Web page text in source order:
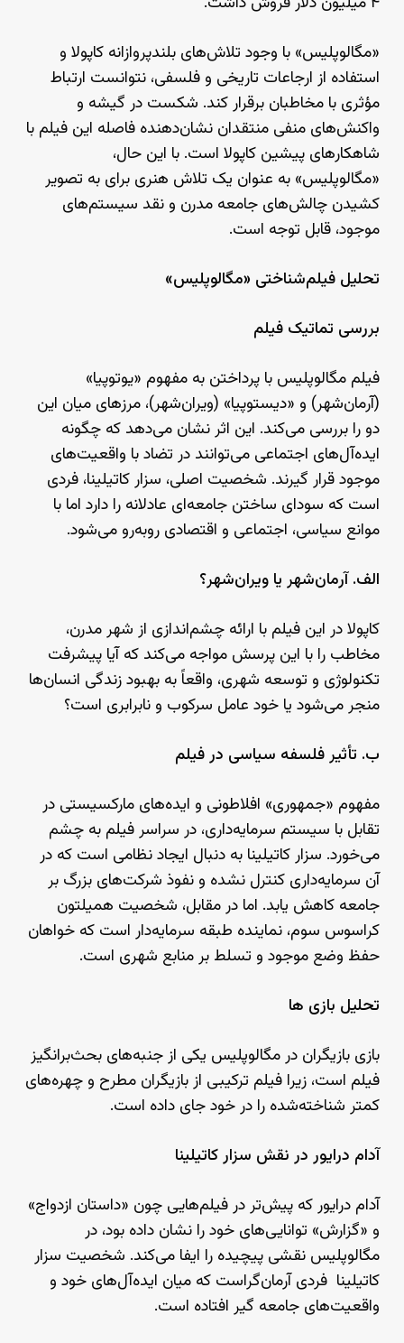
«مگالوپلیس» با وجود تلاش‌های بلندپروازانه کاپولا و
استفاده از ارجاعات تاریخی و فلسفی، نتوانست ارتباط
مؤثری با مخاطبان برقرار کند. شکست در گیشه و
واکنش‌های منفی منتقدان نشان‌دهنده فاصله این فیلم با
شاهکارهای پیشین کاپولا است. با این حال،
«مگالوپلیس» به عنوان یک تلاش هنری برای به تصویر
کشیدن چالش‌های جامعه مدرن و نقد سیستم‌های
موجود، قابل توجه است.
تحلیل فیلم‌شناختی «مگالوپلیس»
بررسی تماتیک فیلم
فیلم مگالوپلیس با پرداختن به مفهوم «یوتوپیا»
(آرمان‌شهر) و «دیستوپیا» (ویران‌شهر)، مرزهای میان این
دو را بررسی می‌کند. این اثر نشان می‌دهد که چگونه
ایده‌آل‌های اجتماعی می‌توانند در تضاد با واقعیت‌های
موجود قرار گیرند. شخصیت اصلی، سزار کاتیلینا، فردی
است که سودای ساختن جامعه‌ای عادلانه را دارد اما با
موانع سیاسی، اجتماعی و اقتصادی روبه‌رو می‌شود.
الف. آرمان‌شهر یا ویران‌شهر؟
کاپولا در این فیلم با ارائه چشم‌اندازی از شهر مدرن،
مخاطب را با این پرسش مواجه می‌کند که آیا پیشرفت
تکنولوژی و توسعه شهری، واقعاً به بهبود زندگی انسان‌ها
منجر می‌شود یا خود عامل سرکوب و نابرابری است؟
ب. تأثیر فلسفه سیاسی در فیلم
مفهوم «جمهوری» افلاطونی و ایده‌های مارکسیستی در
تقابل با سیستم سرمایه‌داری، در سراسر فیلم به چشم
می‌خورد. سزار کاتیلینا به دنبال ایجاد نظامی است که در
آن سرمایه‌داری کنترل نشده و نفوذ شرکت‌های بزرگ بر
جامعه کاهش یابد. اما در مقابل، شخصیت همیلتون
کراسوس سوم، نماینده طبقه سرمایه‌دار است که خواهان
حفظ وضع موجود و تسلط بر منابع شهری است.
تحلیل بازی ها
بازی بازیگران در مگالوپلیس یکی از جنبه‌های بحث‌برانگیز
فیلم است، زیرا فیلم ترکیبی از بازیگران مطرح و چهره‌های
کمتر شناخته‌شده را در خود جای داده است.
آدام درایور در نقش سزار کاتیلینا
آدام درایور که پیش‌تر در فیلم‌هایی چون «داستان ازدواج»
و «گزارش» توانایی‌های خود را نشان داده بود، در
مگالوپلیس نقشی پیچیده را ایفا می‌کند. شخصیت سزار
کاتیلینا فردی آرمان‌گراست که میان ایده‌آل‌های خود و
واقعیت‌های جامعه گیر افتاده است.